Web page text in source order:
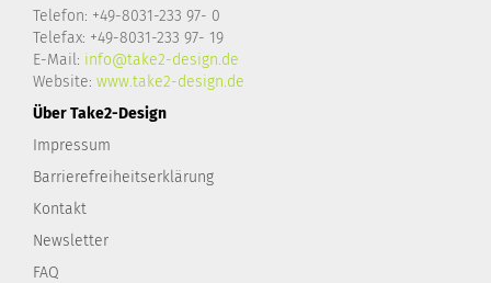
Telefon: +49-8031-233 97- 0
Telefax: +49-8031-233 97- 19
E-Mail: info@take2-design.de
Website: www.take2-design.de
Über Take2-Design
Impressum
Barrierefreiheitserklärung
Kontakt
Newsletter
FAQ